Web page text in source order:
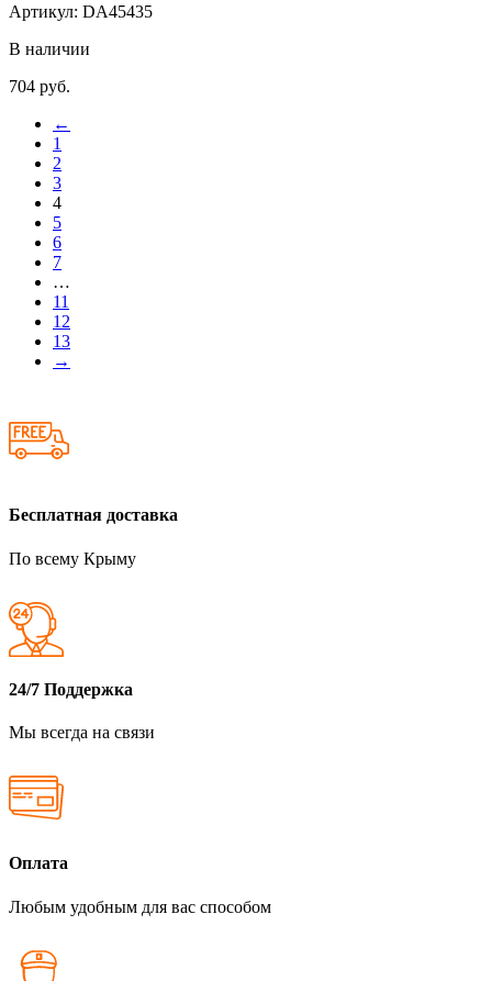
с
16A
В~,
кашемир,
Donel
серия
R98
Артикул: DA45435
В наличии
704 руб.
←
1
2
3
4
5
6
7
…
11
12
13
→
Бесплатная доставка
По всему Крыму
24/7 Поддержка
Мы всегда на связи
Оплата
Любым удобным для вас способом